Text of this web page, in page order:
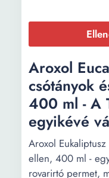
Aroxol
csótányok
400 ml - A
egyikévé
Aroxol
ellen, 400 ml -
rovarirtó permet,